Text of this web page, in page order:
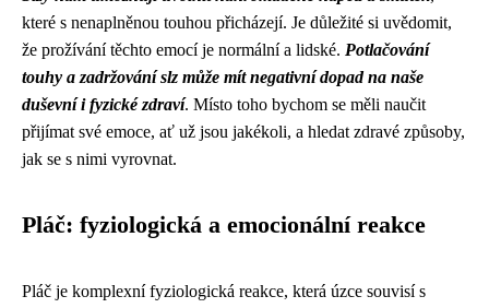
které s nenaplněnou touhou přicházejí. Je důležité si uvědomit,
že prožívání těchto emocí je normální a lidské. Potlačování
touhy a zadržování slz může mít negativní dopad na naše
duševní i fyzické zdraví. Místo toho bychom se měli naučit
přijímat své emoce, ať už jsou jakékoli, a hledat zdravé způsoby,
jak se s nimi vyrovnat.
Pláč: fyziologická a emocionální reakce
Pláč je komplexní fyziologická reakce, která úzce souvisí s